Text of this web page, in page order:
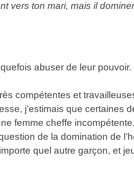
vers ton mari, mais il
abuser de leur pouvoir.
compétentes et
j’estimais que certaines
femme cheffe
de la domination de
quel autre garçon, et